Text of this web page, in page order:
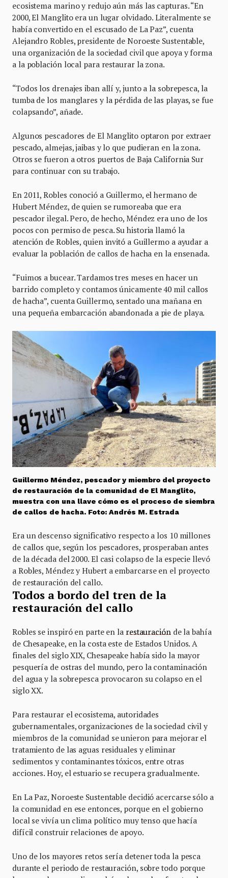
ecosistema marino y redujo aún más las capturas. “En
2000, El Manglito era un lugar olvidado. Literalmente se
había convertido en el escusado de La Paz”, cuenta
Alejandro Robles, presidente de Noroeste Sustentable,
una organización de la sociedad civil que apoya y forma
a la población local para restaurar la zona.
“Todos los drenajes iban allí y, junto a la sobrepesca, la
tumba de los manglares y la pérdida de las playas, se fue
colapsando”, añade.
Algunos pescadores de El Manglito optaron por extraer
pescado, almejas, jaibas y lo que pudieran en la zona.
Otros se fueron a otros puertos de Baja California Sur
para continuar con su trabajo.
En 2011, Robles conoció a Guillermo, el hermano de
Hubert Méndez, de quien se rumoreaba que era
pescador ilegal. Pero, de hecho, Méndez era uno de los
pocos con permiso de pesca. Su historia llamó la
atención de Robles, quien invitó a Guillermo a ayudar a
evaluar la población de callos de hacha en la ensenada.
“Fuimos a bucear. Tardamos tres meses en hacer un
barrido completo y contamos únicamente 40 mil callos
de hacha”, cuenta Guillermo, sentado una mañana en
una pequeña embarcación abandonada a pie de playa.
Guillermo Méndez, pescador y miembro del proyecto
de restauración de la comunidad de El Manglito,
muestra con una llave cómo es el proceso de siembra
de callos de hacha. Foto: Andrés M. Estrada
Era un descenso significativo respecto a los 10 millones
de callos que, según los pescadores, prosperaban antes
de la década del 2000. El casi colapso de la especie llevó
a Robles, Méndez y Hubert a embarcarse en el proyecto
de restauración del callo.
Todos a bordo del tren de la
restauración del callo
Robles se inspiró en parte en la restauración de la bahía
de Chesapeake, en la costa este de Estados Unidos. A
finales del siglo XIX, Chesapeake había sido la mayor
pesquería de ostras del mundo, pero la contaminación
del agua y la sobrepesca provocaron su colapso en el
siglo XX.
Para restaurar el ecosistema, autoridades
gubernamentales, organizaciones de la sociedad civil y
miembros de la comunidad se unieron para mejorar el
tratamiento de las aguas residuales y eliminar
sedimentos y contaminantes tóxicos, entre otras
acciones. Hoy, el estuario se recupera gradualmente.
En La Paz, Noroeste Sustentable decidió acercarse sólo a
la comunidad en ese entonces, porque en el gobierno
local se vivía un clima político muy tenso que hacía
difícil construir relaciones de apoyo.
Uno de los mayores retos sería detener toda la pesca
durante el periodo de restauración, sobre todo porque